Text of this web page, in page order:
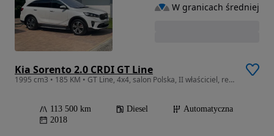
Kia Sorento 2.0 CRDI GT Line
1995 cm3 • 185 KM • GT Line, 4x4, salon Polska, II właściciel, regularnie serwisowany
113 500 km Diesel
Automatyczna
2018
W granicach średniej